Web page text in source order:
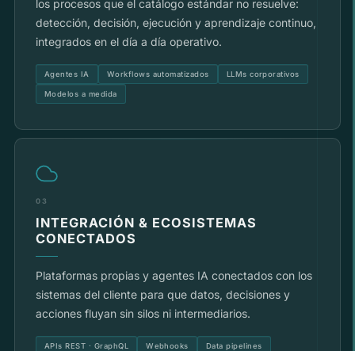
los procesos que el catálogo estándar no resuelve:
detección, decisión, ejecución y aprendizaje continuo,
integrados en el día a día operativo.
Agentes IA Workflows automatizados LLMs corporativos
Modelos a medida
03
INTEGRACIÓN & ECOSISTEMAS
CONECTADOS
Plataformas propias y agentes IA conectados con los
sistemas del cliente para que datos, decisiones y
acciones fluyan sin silos ni intermediarios.
APIs REST · GraphQL Webhooks Data pipelines